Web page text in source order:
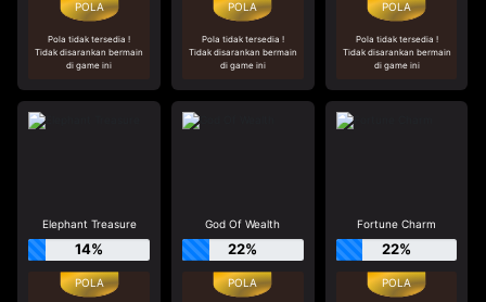
Pola tidak tersedia !
Tidak disarankan bermain
di game ini
Pola tidak tersedia !
Tidak disarankan bermain
di game ini
Pola tidak tersedia !
Tidak disarankan bermain
di game ini
Elephant Treasure
14%
God Of Wealth
22%
Fortune Charm
22%